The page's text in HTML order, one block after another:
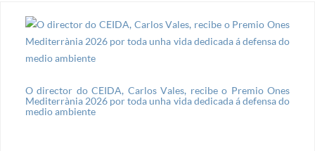
O director do CEIDA, Carlos Vales, recibe o Premio Ones
Mediterrània 2026 por toda unha vida dedicada á defensa do
medio ambiente